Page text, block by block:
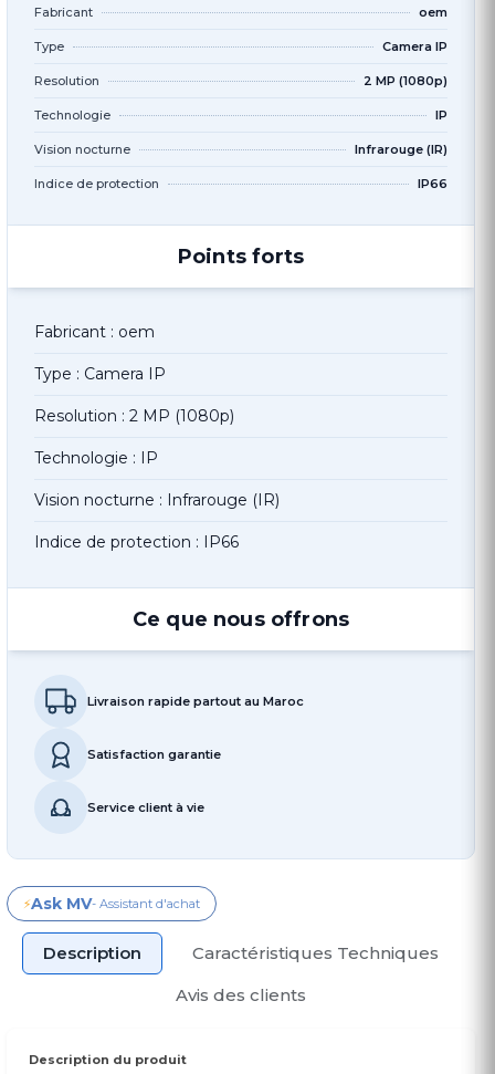
Fabricant oem
Type Camera IP
Resolution 2 MP (1080p)
Technologie IP
Vision nocturne Infrarouge (IR)
Indice de protection IP66
Points forts
Fabricant : oem
Type : Camera IP
Resolution : 2 MP (1080p)
Technologie : IP
Vision nocturne : Infrarouge (IR)
Indice de protection : IP66
Ce que nous offrons
Livraison rapide partout au Maroc
Satisfaction garantie
Service client à vie
⚡Ask MV- Assistant d'achat
Description
Caractéristiques Techniques
Avis des clients
Description du produit